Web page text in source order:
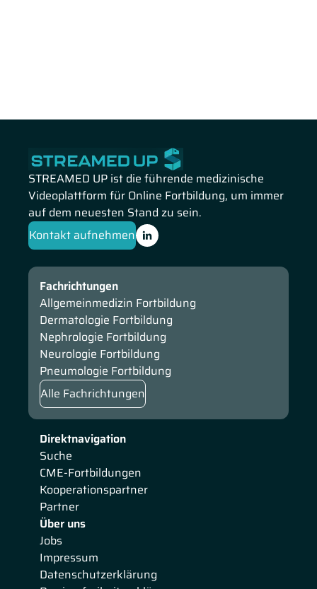
STREAMED UP ist die führende medizinische
Videoplattform für Online Fortbildung, um immer
auf dem neuesten Stand zu sein.
Kontakt aufnehmen
Direktnavigation
Suche
CME-Fortbildungen
Kooperationspartner
Partner
Über uns
Jobs
Impressum
Datenschutzerklärung
Fachrichtungen
Allgemeinmedizin Fortbildung
Dermatologie Fortbildung
Nephrologie Fortbildung
Neurologie Fortbildung
Pneumologie Fortbildung
Alle Fachrichtungen